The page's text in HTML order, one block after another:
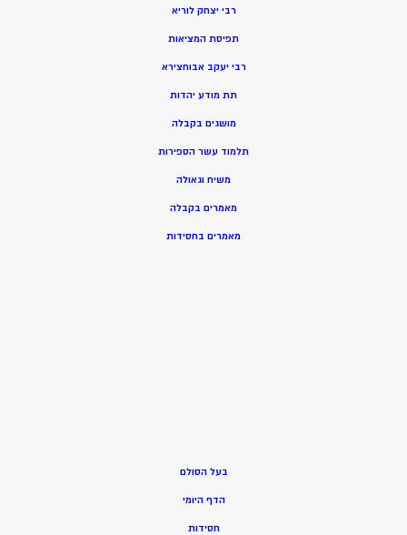
רבי יצחק לוריא
תפיסת המציאות
רבי יעקב אבוחצירא
תת מודע יהדות
מושגים בקבלה
תלמוד עשר הספירות
משיח וגאולה
מאמרים בקבלה
מאמרים בחסידות
בעל הסולם
הדף היומי
חסידות